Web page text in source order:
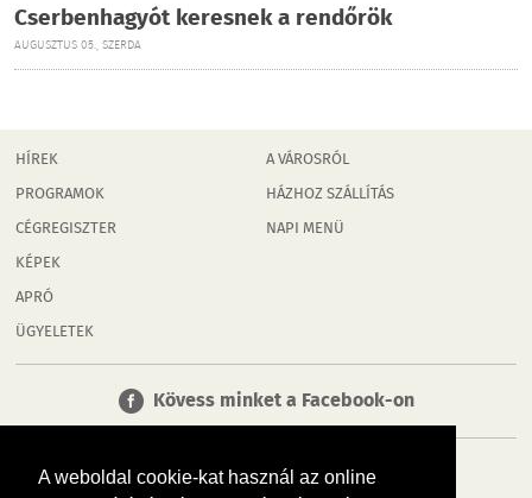
A weboldal cookie-kat használ az online
Cserbenhagyót keresnek a rendőrök
AUGUSZTUS 05., SZERDA
HÍREK
PROGRAMOK
CÉGREGISZTER
KÉPEK
APRÓ
ÜGYELETEK
A VÁROSRÓL
HÁZHOZ SZÁLLÍTÁS
NAPI MENÜ
Kövess minket a Facebook-on